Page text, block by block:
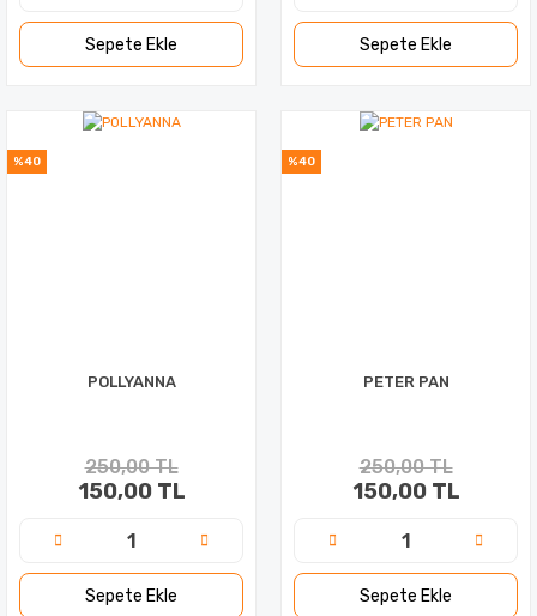
Sepete Ekle Sepete Ekle
%40
POLLYANNA
250,00 TL
150,00 TL
Sepete Ekle
%40
PETER PAN
250,00 TL
150,00 TL
Sepete Ekle